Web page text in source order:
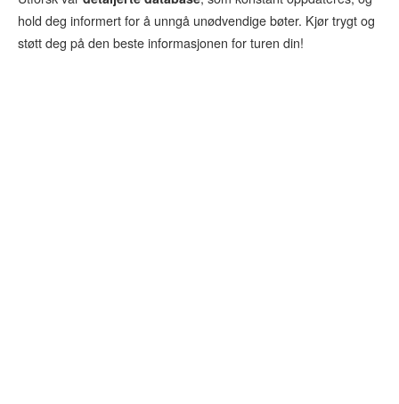
hold deg informert for å unngå unødvendige bøter. Kjør trygt og
støtt deg på den beste informasjonen for turen din!